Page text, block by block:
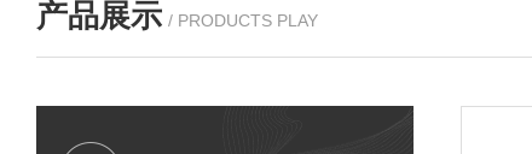
产品展示 / PRODUCTS PLAY